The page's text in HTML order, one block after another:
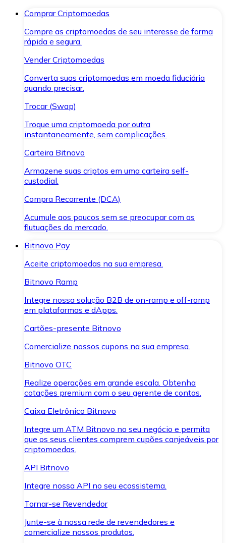
Comprar Criptomoedas
Compre as criptomoedas de seu interesse de forma
rápida e segura.
Vender Criptomoedas
Converta suas criptomoedas em moeda fiduciária
quando precisar.
Trocar (Swap)
Troque uma criptomoeda por outra
instantaneamente, sem complicações.
Carteira Bitnovo
Armazene suas criptos em uma carteira self-
custodial.
Compra Recorrente (DCA)
Acumule aos poucos sem se preocupar com as
flutuações do mercado.
Bitnovo Pay
Aceite criptomoedas na sua empresa.
Bitnovo Ramp
Integre nossa solução B2B de on-ramp e off-ramp
em plataformas e dApps.
Cartões-presente Bitnovo
Comercialize nossos cupons na sua empresa.
Bitnovo OTC
Realize operações em grande escala. Obtenha
cotações premium com o seu gerente de contas.
Caixa Eletrônico Bitnovo
Integre um ATM Bitnovo no seu negócio e permita
que os seus clientes comprem cupões canjeáveis por
criptomoedas.
API Bitnovo
Integre nossa API no seu ecossistema.
Tornar-se Revendedor
Junte-se à nossa rede de revendedores e
comercialize nossos produtos.